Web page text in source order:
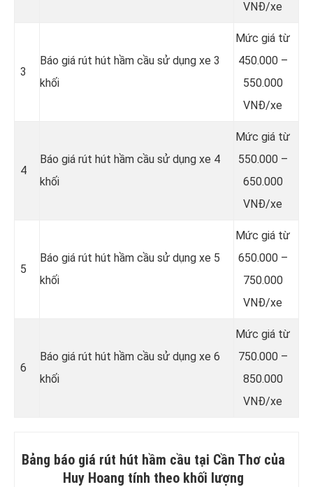
VNĐ/xe
3
Báo giá rút hút hầm cầu sử dụng xe 3
khối
Mức giá từ
450.000 –
550.000
VNĐ/xe
4
Báo giá rút hút hầm cầu sử dụng xe 4
khối
Mức giá từ
550.000 –
650.000
VNĐ/xe
5
Báo giá rút hút hầm cầu sử dụng xe 5
khối
Mức giá từ
650.000 –
750.000
VNĐ/xe
6
Báo giá rút hút hầm cầu sử dụng xe 6
khối
Mức giá từ
750.000 –
850.000
VNĐ/xe
Bảng báo giá rút hút hầm cầu tại Cần Thơ của
Huy Hoang tính theo khối lượng